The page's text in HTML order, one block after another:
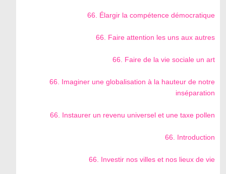
66. Élargir la compétence démocratique
66. Faire attention les uns aux autres
66. Faire de la vie sociale un art
66. Imaginer une globalisation à la hauteur de notre
inséparation
66. Instaurer un revenu universel et une taxe pollen
66. Introduction
66. Investir nos villes et nos lieux de vie